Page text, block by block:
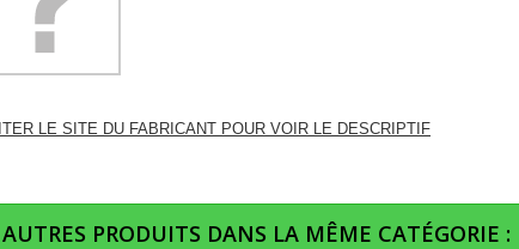
LE SITE DU FABRICANT POUR VOIR LE DESCRIPTIF
PRODUITS DANS LA MÊME CATÉGORIE :